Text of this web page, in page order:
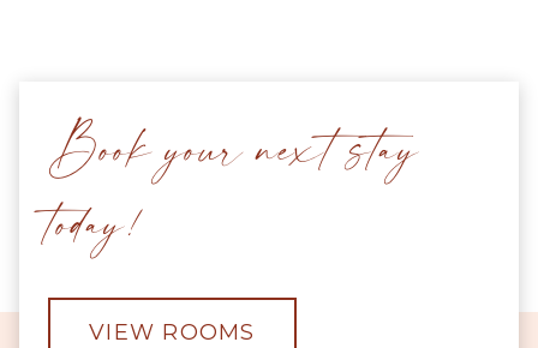
Book your next stay
today!
VIEW ROOMS